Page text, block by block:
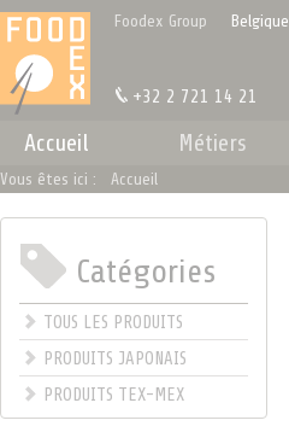
Foodex Group Belgique
+32 2 721 14 21
Accueil Métiers
Vous êtes ici : Accueil
Catégories
TOUS LES PRODUITS
PRODUITS JAPONAIS
PRODUITS TEX-MEX
Panneau de gestion des cookies